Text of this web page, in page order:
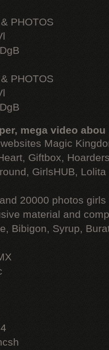
PHOTOS
PHOTOS
mega video abou
Magic
Giftbox,
GirlsHUB, Lolita
20000 photos
material and
Bibigon, Syrup,